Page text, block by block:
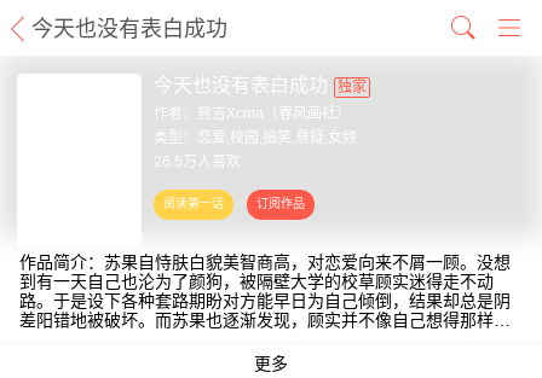
今天也没有表白成功
今天也没有表白成功
独家
作者： 熊吉Xcma（春风画社）
类型：恋爱,校园,搞笑,悬疑,女频
26.5万人喜欢
作品简介：苏果自恃肤白貌美智商高，对恋爱向来不屑一顾。没想
到有一天自己也沦为了颜狗，被隔壁大学的校草顾实迷得走不动
路。于是设下各种套路期盼对方能早日为自己倾倒，结果却总是阴
差阳错地被破坏。而苏果也逐渐发现，顾实并不像自己想得那样傻